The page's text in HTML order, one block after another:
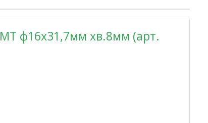
ф16х31,7мм хв.8мм (арт.